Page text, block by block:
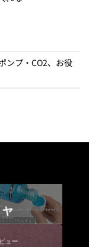
ンプ・CO2、 お役
ュー